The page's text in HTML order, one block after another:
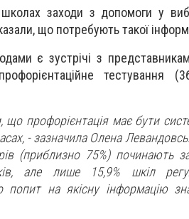
заходи з допомоги у
що потребують такої
є зустрічі з
тестування
що профорієнтація має бути
- зазначила Олена
(приблизно 75%) починають
але лише 15,9% шкіл
попит на якісну інформацію